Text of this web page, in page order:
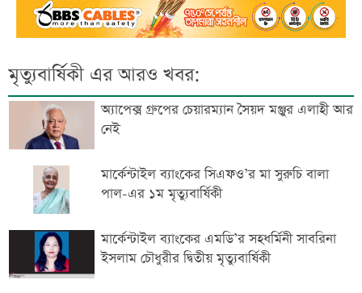
মৃত্যুবার্ষিকী এর আরও খবর:
অ্যাপেক্স গ্রুপের চেয়ারম্যান সৈয়দ মঞ্জুর এলাহী আর
নেই
মার্কেন্টাইল ব্যাংকের সিএফও’র মা সুরুচি বালা
পাল-এর ১ম মৃত্যুবার্ষিকী
মার্কেন্টাইল ব্যাংকের এমডি’র সহধর্মিনী সাবরিনা
ইসলাম চৌধুরীর দ্বিতীয় মৃত্যুবার্ষিকী